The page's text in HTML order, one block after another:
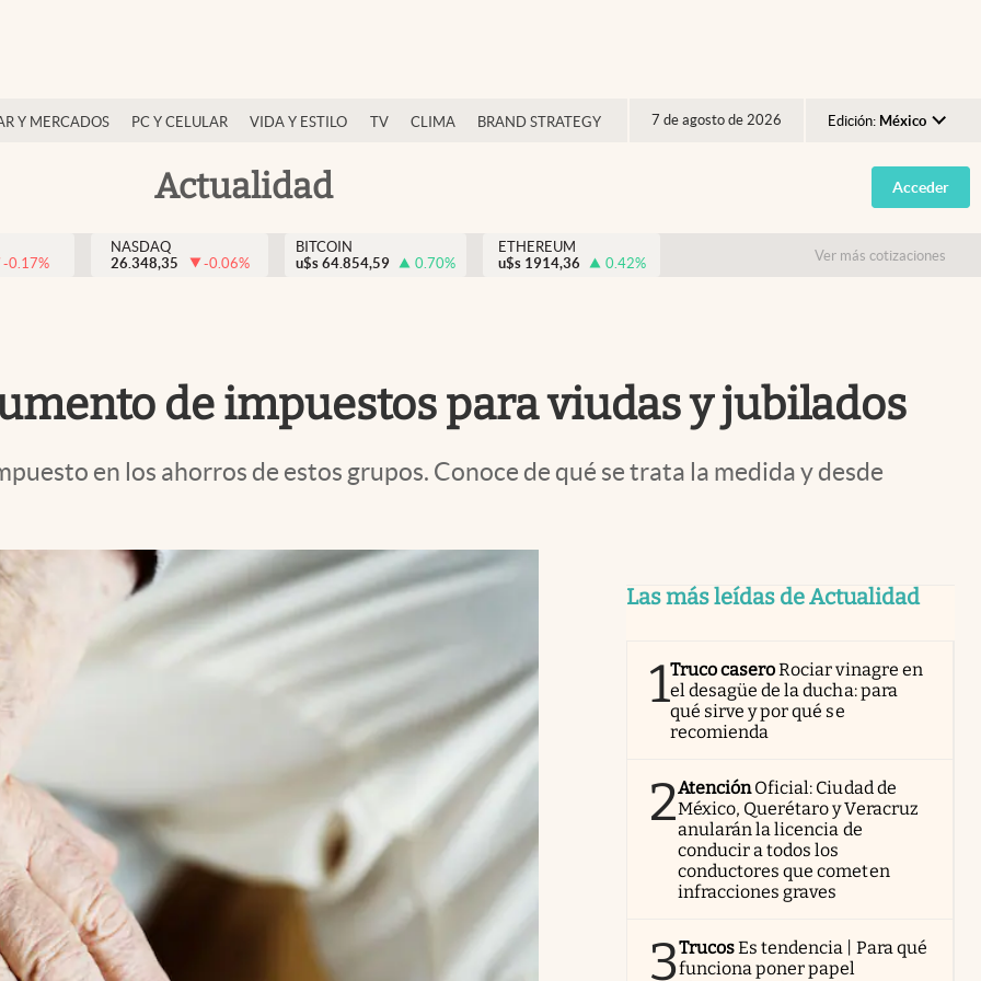
Y MERCADOS PC Y CELULAR VIDA Y ESTILO TV CLIMA BRAND STRATEGY 7 de agosto de 2026 Edición: México
Argentina
España
USA
Actualidad Acceder
-0.17%
NASDAQ
26.348,35
-0.06%
BITCOIN
u$s 64.854,59 0.70%
ETHEREUM
u$s 1914,36 0.42% Ver más cotizaciones
de impuestos para viudas y jubilados
en los ahorros de estos grupos. Conoce de qué se trata la medida y desde
Las más leídas de Actualidad
1Truco caseroRociar vinagre en
el desagüe de la ducha: para
qué sirve y por qué se
recomienda
2AtenciónOficial: Ciudad de
México, Querétaro y Veracruz
anularán la licencia de
conducir a todos los
conductores que cometen
infracciones graves
3TrucosEs tendencia | Para qué
funciona poner papel